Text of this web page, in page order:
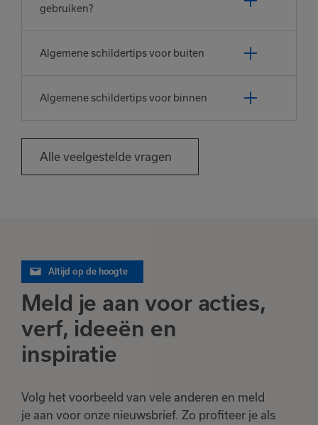
gebruiken?
Algemene schildertips voor buiten
Algemene schildertips voor binnen
Alle veelgestelde vragen
Altijd op de hoogte
Meld je aan voor acties,
verf, ideeën en
inspiratie
Volg het voorbeeld van vele anderen en meld
je aan voor onze nieuwsbrief. Zo profiteer je als